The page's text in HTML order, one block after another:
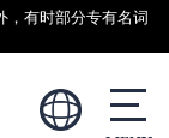
，有时部分专有名词